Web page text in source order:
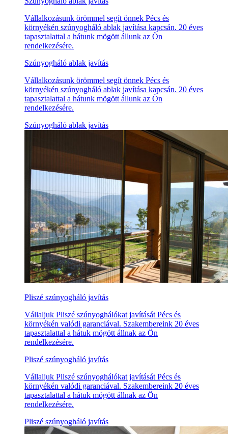
Vállalkozásunk örömmel segít önnek Pécs és
környékén szúnyogháló ablak javítása kapcsán. 20 éves
tapasztalattal a hátunk mögött állunk az Ön
rendelkezésére.
Szúnyogháló ablak javítás
Vállalkozásunk örömmel segít önnek Pécs és
környékén szúnyogháló ablak javítása kapcsán. 20 éves
tapasztalattal a hátunk mögött állunk az Ön
rendelkezésére.
Szúnyogháló ablak javítás
Pliszé szúnyogháló javítás
Vállaljuk Pliszé szúnyoghálókat javítását Pécs és
környékén valódi garanciával. Szakembereink 20 éves
tapasztalattal a hátuk mögött állnak az Ön
rendelkezésére.
Pliszé szúnyogháló javítás
Vállaljuk Pliszé szúnyoghálókat javítását Pécs és
környékén valódi garanciával. Szakembereink 20 éves
tapasztalattal a hátuk mögött állnak az Ön
rendelkezésére.
Pliszé szúnyogháló javítás